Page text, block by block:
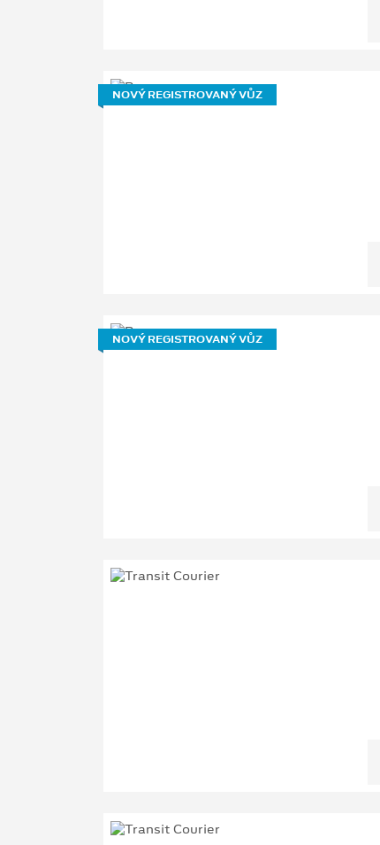
NOVÝ REGISTROVANÝ VŮZ
NOVÝ REGISTROVANÝ VŮZ